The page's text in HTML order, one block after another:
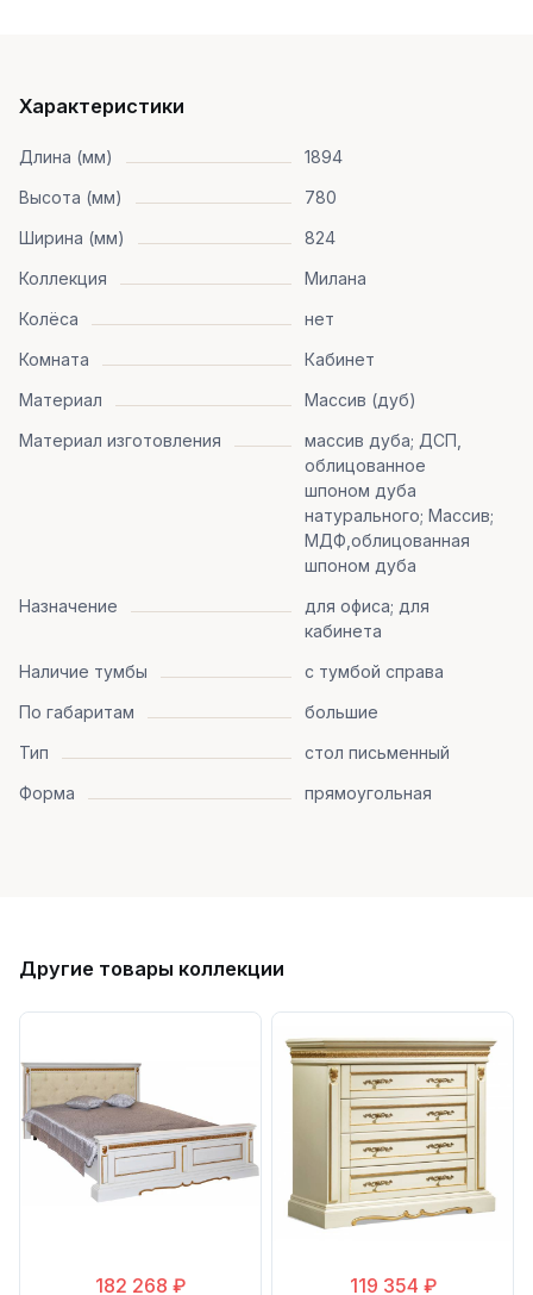
Характеристики
Длина (мм)
1894
Высота (мм)
780
Ширина (мм)
824
Коллекция
Милана
Колёса
нет
Комната
Кабинет
Материал
Массив (дуб)
Материал изготовления
массив дуба; ДСП,
облицованное
шпоном дуба
натурального; Массив;
МДФ,облицованная
шпоном дуба
Назначение
для офиса; для
кабинета
Наличие тумбы
с тумбой справа
По габаритам
большие
Тип
стол письменный
Форма
прямоугольная
Другие товары коллекции
182 268 ₽ 119 354 ₽